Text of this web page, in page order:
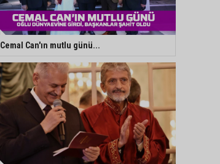
Cemal Can'ın mutlu günü...